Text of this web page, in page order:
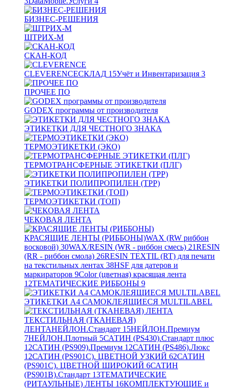
БИЗНЕС-РЕШЕНИЯ
ШТРИХ-М
СКАН-КОД
CLEVERENCEСКЛАД 15Учёт и Инвентаризация 3
ПРОЧЕЕ ПО
GODEX программы от производителя
ЭТИКЕТКИ ДЛЯ ЧЕСТНОГО ЗНАКА
ТЕРМОЭТИКЕТКИ (ЭКО)
ТЕРМОТРАНСФЕРНЫЕ ЭТИКЕТКИ (ПЛГ)
ЭТИКЕТКИ ПОЛИПРОПИЛЕН (TPP)
ТЕРМОЭТИКЕТКИ (ТОП)
ЧЕКОВАЯ ЛЕНТА
КРАСЯЩИЕ ЛЕНТЫ (РИББОНЫ)WAX (RW риббон
восковой) 30WAX/RESIN (WR - риббон смесь) 21RESIN
(RR - риббон смола) 26RESIN TEXTIL (RT) для печати
на текстильных лентах 38HSF для датеров и
маркираторов 9Color (цветная) красящая лента
12ТЕМАТИЧЕСКИЕ РИББОНЫ 9
ЭТИКЕТКИ А4 САМОКЛЕЯЩИЕСЯ MULTILABEL
ТЕКСТИЛЬНАЯ (ТКАНЕВАЯ)
ЛЕНТАНЕЙЛОН.Стандарт 15НЕЙЛОН.Премиум
7НЕЙЛОН.Плотный 5САТИН (PS430).Стандарт плюс
12САТИН (PS909).Премиум 12САТИН (PS486).Люкс
12САТИН (PS901C). ЦВЕТНОЙ УЗКИЙ 62САТИН
(PS901C). ЦВЕТНОЙ ШИРОКИЙ 6САТИН
(PS901B).Стандарт 13ТЕМАТИЧЕСКИЕ
(РИТАУЛЬНЫЕ) ЛЕНТЫ 16КОМПЛЕКТУЮЩИЕ и